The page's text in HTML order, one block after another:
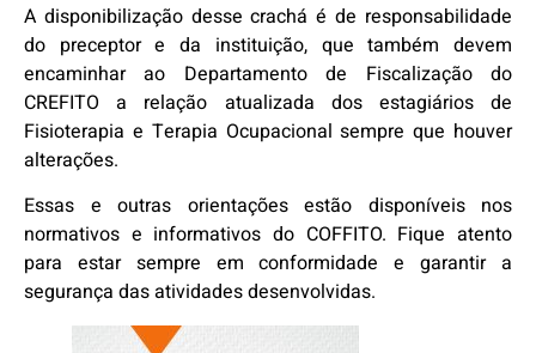
A disponibilização desse crachá é de responsabilidade
do preceptor e da instituição, que também devem
encaminhar ao Departamento de Fiscalização do
CREFITO a relação atualizada dos estagiários de
Fisioterapia e Terapia Ocupacional sempre que houver
alterações.
Essas e outras orientações estão disponíveis nos
normativos e informativos do COFFITO. Fique atento
para estar sempre em conformidade e garantir a
segurança das atividades desenvolvidas.